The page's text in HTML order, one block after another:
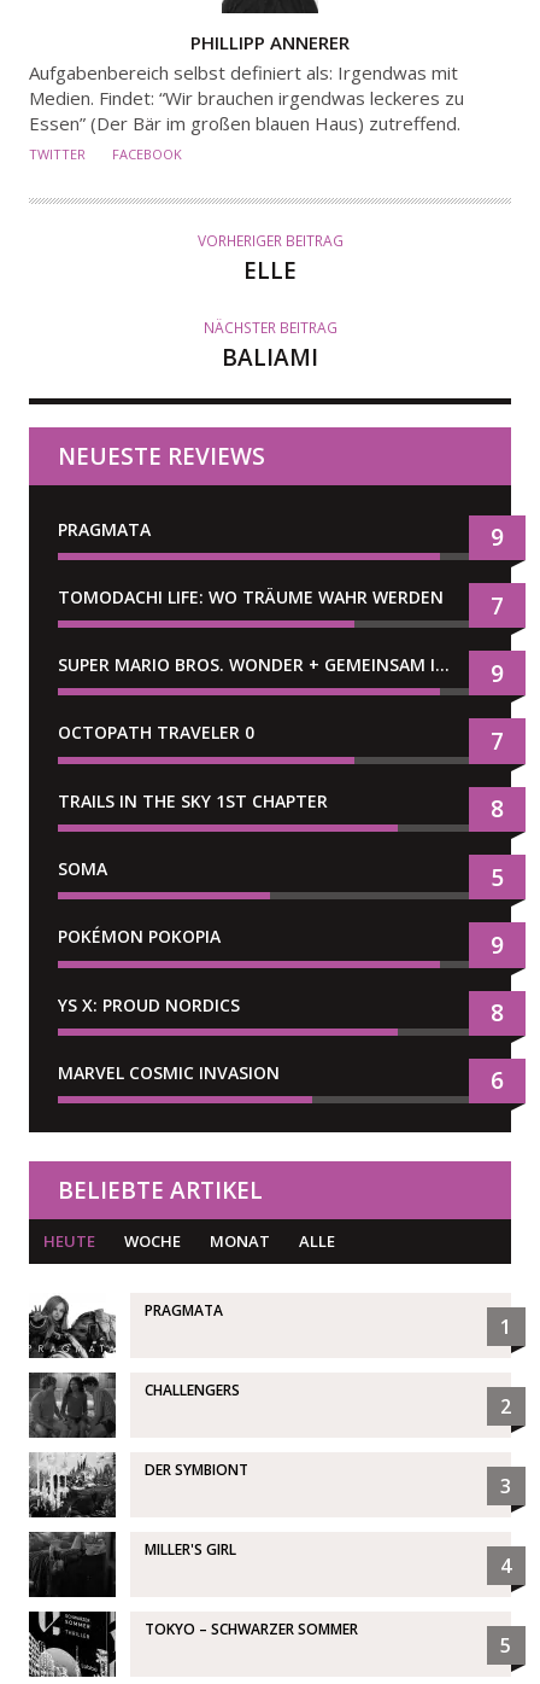
U
T
O
R
PHILLIPP ANNERER
Aufgabenbereich selbst definiert als: Irgendwas mit
Medien. Findet: “Wir brauchen irgendwas leckeres zu
Essen” (Der Bär im großen blauen Haus) zutreffend.
TWITTER FACEBOOK
VORHERIGER BEITRAG
ELLE
NÄCHSTER BEITRAG
BALIAMI
NEUESTE REVIEWS
PRAGMATA 9
TOMODACHI LIFE: WO TRÄUME WAHR WERDEN 7
SUPER MARIO BROS. WONDER + GEMEINSAM IM BELLABEL-PARK 9
OCTOPATH TRAVELER 0 7
TRAILS IN THE SKY 1ST CHAPTER 8
SOMA 5
POKÉMON POKOPIA 9
YS X: PROUD NORDICS 8
MARVEL COSMIC INVASION 6
BELIEBTE ARTIKEL
HEUTE WOCHE MONAT ALLE
PRAGMATA
1
CHALLENGERS
2
DER SYMBIONT
3
MILLER'S GIRL
4
TOKYO – SCHWARZER SOMMER
5